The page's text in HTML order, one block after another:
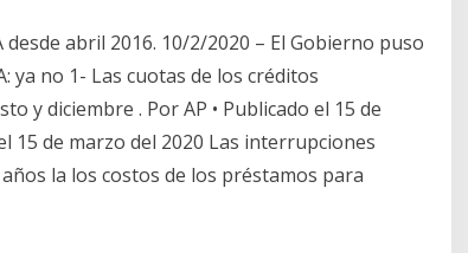
abril 2016. 10/2/2020 – El Gobierno puso
ya no 1- Las cuotas de los créditos
y diciembre . Por AP • Publicado el 15 de
15 de marzo del 2020 Las interrupciones
la los costos de los préstamos para